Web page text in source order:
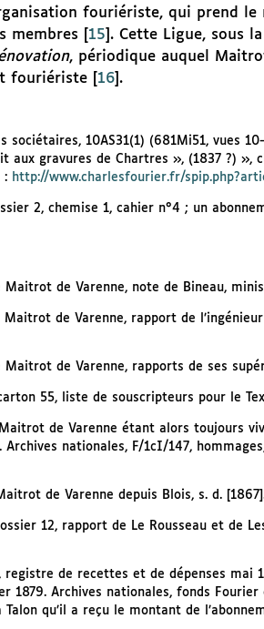
fouriériste, qui prend le
membres
15 . Cette Ligue, sous
, périodique auquel
fouriériste[ 16] .
10AS31(1) (681Mi51, vues
aux gravures de Chartres », (1837 ?) »,
: http://www.charlesfourier.fr/
2, chemise 1, cahier n°4 ; un
de Varenne, note de Bineau,
de Varenne, rapport de
de Varenne, rapports de ses
55, liste de souscripteurs pour le
de Varenne étant alors toujours
nationales, F/1cI/147,
de Varenne depuis Blois, s. d.
12, rapport de Le Rousseau et de
de recettes et de dépenses mai
Archives nationales, fonds Fourier
qu’il a reçu le montant de